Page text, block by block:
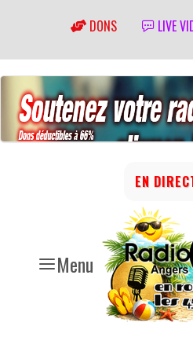
DONS LIVE
Menu
EN